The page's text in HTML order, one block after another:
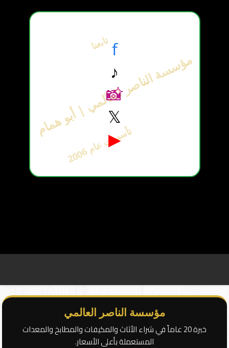
تابعنا
مؤسسة الناصر العالمي | أبو همام
تأ
س
س
ت
ع
ا
م
2
0
06
f
♪
📸
𝕏
▶
مؤسسة الناصر العالمي
خبرة 20 عاماً في شراء الأثاث والمكيفات والمطابخ والمعدات
المستعملة بأعلى الأسعار.